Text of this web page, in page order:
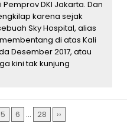
DKI Jakarta. Dan
karena sejak
Sky Hospital, alias
di atas Kali
Desember 2017, atau
kini tak kunjung
5 6 ... 28 ››